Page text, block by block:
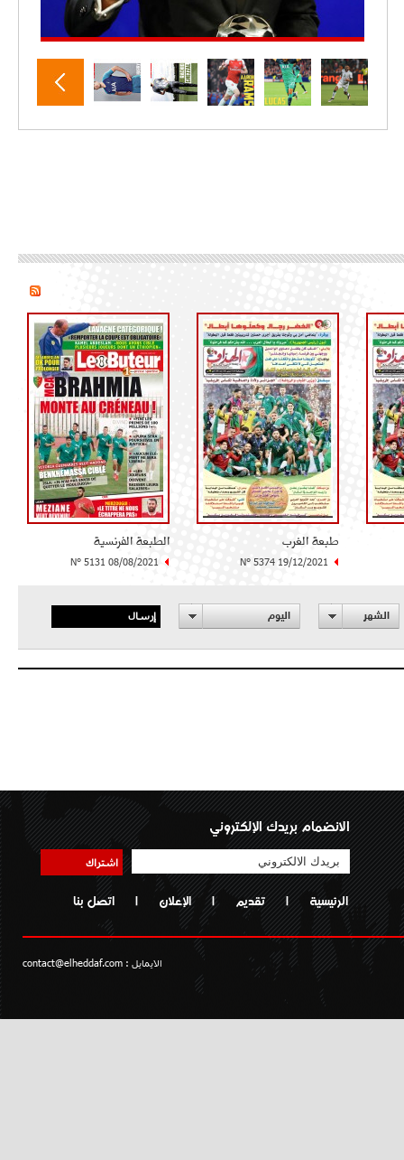
طبعة الغرب
N° 5374 19/12/2021
الطبعة الفرنسية
N° 5131 08/08/2021
الشهر اليوم إرسال
الانضمام بريدك الإلكتروني
اشتراك
الرئيسية | تقديم | الإعلان | اتصل بنا
الايمايل : contact@elheddaf.com